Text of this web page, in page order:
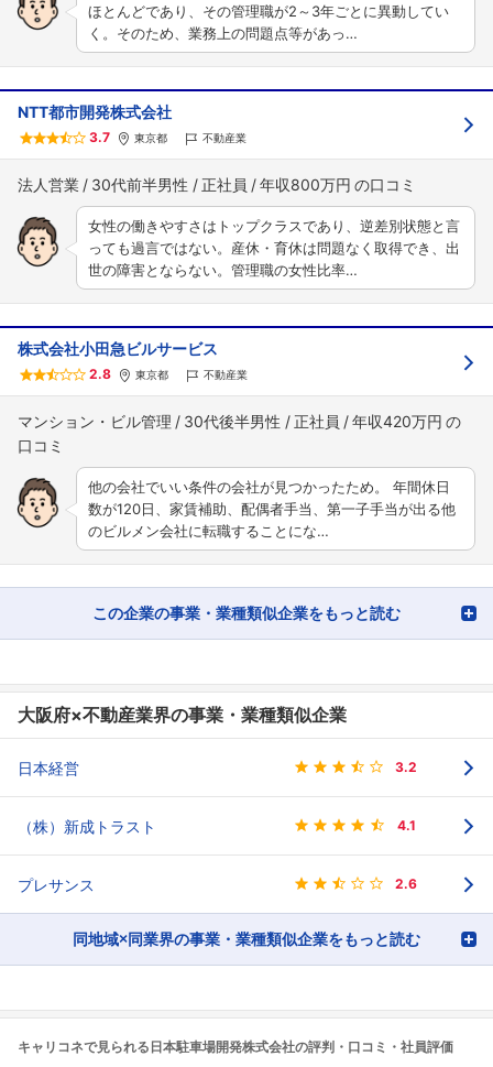
ほとんどであり、その管理職が2～3年ごとに異動してい
く。そのため、業務上の問題点等があっ…
NTT都市開発株式会社
3.7 東京都 不動産業
法人営業 30代前半男性 正社員 年収800万円
女性の働きやすさはトップクラスであり、逆差別状態と言
っても過言ではない。産休・育休は問題なく取得でき、出
世の障害とならない。管理職の女性比率…
株式会社小田急ビルサービス
2.8 東京都 不動産業
マンション・ビル管理 30代後半男性 正社員 年収420万円
他の会社でいい条件の会社が見つかったため。 年間休日
数が120日、家賃補助、配偶者手当、第一子手当が出る他
のビルメン会社に転職することにな…
この企業の事業・業種類似企業をもっと読む
大阪府×不動産業界の事業・業種類似企業
日本経営 3.2
（株）新成トラスト 4.1
プレサンス 2.6
同地域×同業界の事業・業種類似企業をもっと読む
キャリコネで見られる日本駐車場開発株式会社の評判・口コミ・社員評価